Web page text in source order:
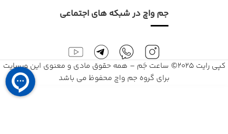
جم واچ در شبکه های اجتماعی
کپی رایت 2025© ساعت جَم – همه حقوق مادی و معنوی این وبسایت
برای گروه جم واچ محفوظ می باشد